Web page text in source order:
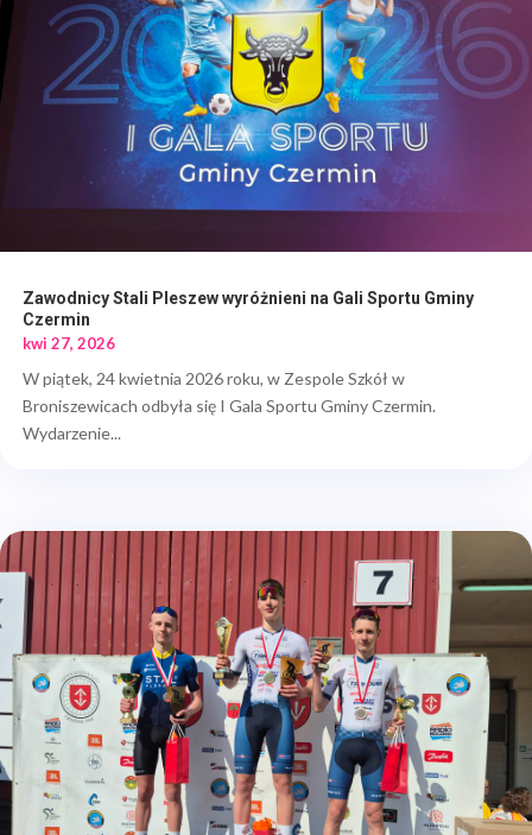
Zawodnicy Stali Pleszew wyróżnieni na Gali Sportu Gminy
Czermin
kwi 27, 2026
W piątek, 24 kwietnia 2026 roku, w Zespole Szkół w
Broniszewicach odbyła się I Gala Sportu Gminy Czermin.
Wydarzenie...